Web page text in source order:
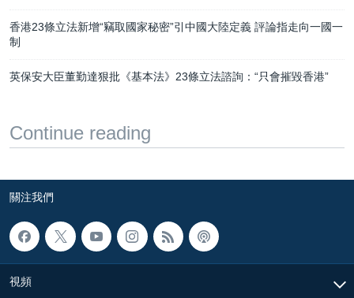
香港23條立法新增“竊取國家秘密”引中國大陸定義 評論指走向一國一
制
英保安大臣董勤達狠批《基本法》23條立法諮詢：“只會摧毀香港”
Continue reading
關注我們
視頻